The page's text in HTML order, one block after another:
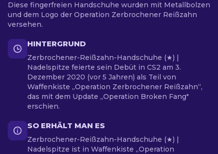
Diese fingerfreien Handschuhe wurden mit Metallbolzen
und dem Logo der Operation Zerbrochener Reißzahn
versehen.
HINTERGRUND
Zerbrochener-Reißzahn-Handschuhe (★) |
Nadelspitze feierte sein Debüt in CS2 am 3.
Dezember 2020 (vor 5 Jahren) als Teil von
Waffenkiste „Operation Zerbrochener Reißzahn“,
das mit dem Update „Operation Broken Fang"
erschien.
SO ERHÄLT MAN ES
Zerbrochener-Reißzahn-Handschuhe (★) |
Nadelspitze ist in Waffenkiste „Operation